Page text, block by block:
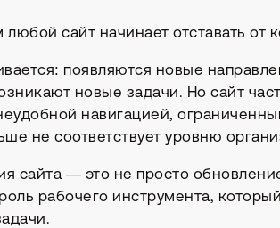
сайт начинает отставать от
появляются новые
новые задачи. Но сайт
навигацией,
не соответствует уровню
сайта — это не просто
рабочего инструмента,